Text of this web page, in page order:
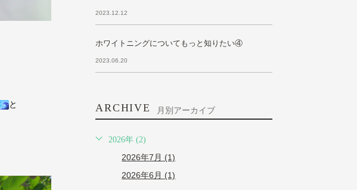
と
2023.12.12
ホワイトニングについてもっと知りたい④
2023.06.20
ARCHIVE 月別アーカイブ
2026年 (2)
2026年7月 (1)
2026年6月 (1)